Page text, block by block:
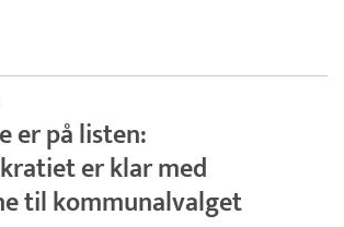
er på listen:
er klar med
til kommunalvalget